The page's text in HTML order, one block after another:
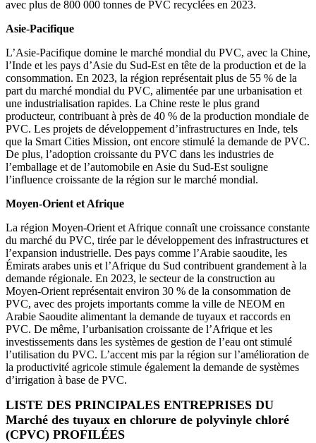
avec plus de 800 000 tonnes de PVC recyclées en 2023.
Asie-Pacifique
L’Asie-Pacifique domine le marché mondial du PVC, avec la Chine,
l’Inde et les pays d’Asie du Sud-Est en tête de la production et de la
consommation. En 2023, la région représentait plus de 55 % de la
part du marché mondial du PVC, alimentée par une urbanisation et
une industrialisation rapides. La Chine reste le plus grand
producteur, contribuant à près de 40 % de la production mondiale de
PVC. Les projets de développement d’infrastructures en Inde, tels
que la Smart Cities Mission, ont encore stimulé la demande de PVC.
De plus, l’adoption croissante du PVC dans les industries de
l’emballage et de l’automobile en Asie du Sud-Est souligne
l’influence croissante de la région sur le marché mondial.
Moyen-Orient et Afrique
La région Moyen-Orient et Afrique connaît une croissance constante
du marché du PVC, tirée par le développement des infrastructures et
l’expansion industrielle. Des pays comme l’Arabie saoudite, les
Émirats arabes unis et l’Afrique du Sud contribuent grandement à la
demande régionale. En 2023, le secteur de la construction au
Moyen-Orient représentait environ 30 % de la consommation de
PVC, avec des projets importants comme la ville de NEOM en
Arabie Saoudite alimentant la demande de tuyaux et raccords en
PVC. De même, l’urbanisation croissante de l’Afrique et les
investissements dans les systèmes de gestion de l’eau ont stimulé
l’utilisation du PVC. L’accent mis par la région sur l’amélioration de
la productivité agricole stimule également la demande de systèmes
d’irrigation à base de PVC.
LISTE DES PRINCIPALES ENTREPRISES DU
Marché des tuyaux en chlorure de polyvinyle chloré
(CPVC) PROFILÉES